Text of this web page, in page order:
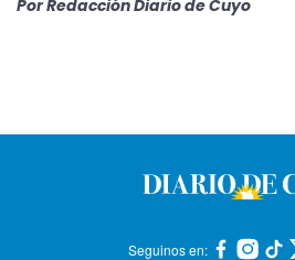
PorRedacción Diario de Cuyo
Seguinos en: